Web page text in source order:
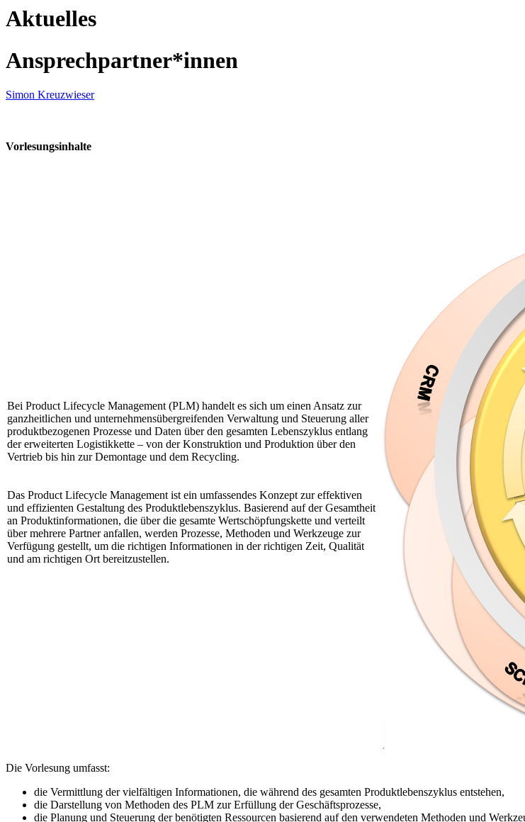
Aktuelles
Ansprechpartner*innen
Simon Kreuzwieser
Vorlesungsinhalte
Bei Product Lifecycle Management (PLM) handelt es sich um einen Ansatz zur
ganzheitlichen und unternehmensübergreifenden Verwaltung und Steuerung aller
produktbezogenen Prozesse und Daten über den gesamten Lebenszyklus entlang
der erweiterten Logistikkette – von der Konstruktion und Produktion über den
Vertrieb bis hin zur Demontage und dem Recycling.
Das Product Lifecycle Management ist ein umfassendes Konzept zur effektiven
und effizienten Gestaltung des Produktlebenszyklus. Basierend auf der Gesamtheit
an Produktinformationen, die über die gesamte Wertschöpfungskette und verteilt
über mehrere Partner anfallen, werden Prozesse, Methoden und Werkzeuge zur
Verfügung gestellt, um die richtigen Informationen in der richtigen Zeit, Qualität
und am richtigen Ort bereitzustellen.
Die Vorlesung umfasst:
die Vermittlung der vielfältigen Informationen, die während des gesamten Produktlebenszyklus entstehen,
die Darstellung von Methoden des PLM zur Erfüllung der Geschäftsprozesse,
die Planung und Steuerung der benötigten Ressourcen basierend auf den verwendeten Methoden und